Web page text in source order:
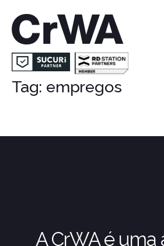
Tag: empregos
A CrWA é uma